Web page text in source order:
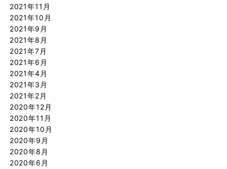
2021年11月
2021年10月
2021年9月
2021年8月
2021年7月
2021年6月
2021年4月
2021年3月
2021年2月
2020年12月
2020年11月
2020年10月
2020年9月
2020年8月
2020年6月